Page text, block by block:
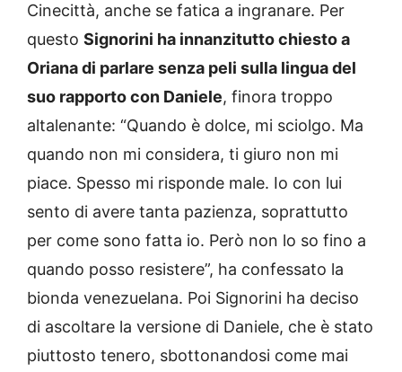
Cinecittà, anche se fatica a ingranare. Per
questo Signorini ha innanzitutto chiesto a
Oriana di parlare senza peli sulla lingua del
suo rapporto con Daniele, finora troppo
altalenante: “Quando è dolce, mi sciolgo. Ma
quando non mi considera, ti giuro non mi
piace. Spesso mi risponde male. Io con lui
sento di avere tanta pazienza, soprattutto
per come sono fatta io. Però non lo so fino a
quando posso resistere”, ha confessato la
bionda venezuelana. Poi Signorini ha deciso
di ascoltare la versione di Daniele, che è stato
piuttosto tenero, sbottonandosi come mai